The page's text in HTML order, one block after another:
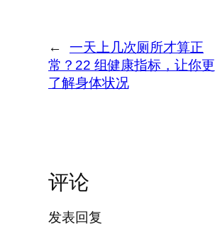
←
一天上几次厕所才算正
常？22 组健康指标，让你更
了解身体状况
评论
发表回复